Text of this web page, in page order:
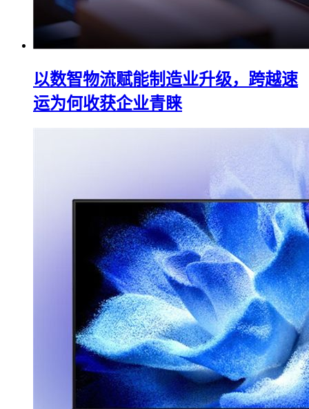
以数智物流赋能制造业升级，跨越速
运为何收获企业青睐